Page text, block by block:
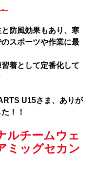
防風効果もあり、寒
スポーツや作業に最
着として定番化して
U15さま 、ありが
！！
ルチームウェ
ミッグセカン